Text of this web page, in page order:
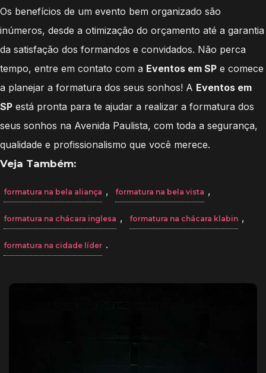
Os benefícios de um evento bem organizado são
inúmeros, desde a otimização do orçamento até a garantia
da satisfação dos formandos e convidados. Não perca
tempo, entre em contato com a Eventos em SP e comece
a planejar a formatura dos seus sonhos! A Eventos em
SP está pronta para te ajudar a realizar a formatura dos
seus sonhos na Avenida Paulista, com toda a segurança,
qualidade e profissionalismo que você merece.
Veja Também:
formatura na bela aliança , formatura na bela vista ,
formatura na chácara inglesa , formatura na chácara klabin ,
formatura na cidade líder .